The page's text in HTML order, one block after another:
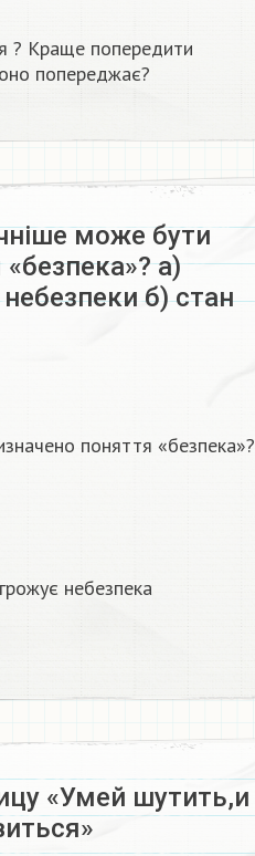
? Краще попередити
попереджає?
може бути
а)
б) стан
поняття «безпека»?
небезпека
«Умей шутить,и